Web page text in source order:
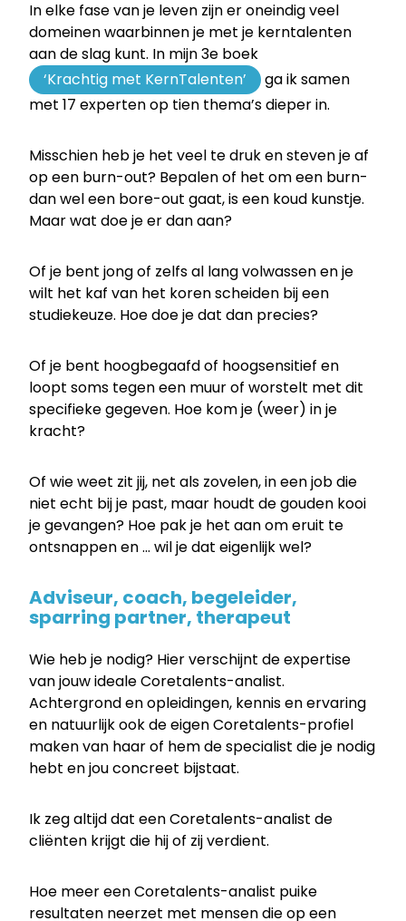
In elke fase van je leven zijn er oneindig veel
domeinen waarbinnen je met je kerntalenten
aan de slag kunt. In mijn 3e boek
‘Krachtig met KernTalenten’
ga ik samen
met 17 experten op tien thema’s dieper in.
Misschien heb je het veel te druk en steven je af
op een burn-out? Bepalen of het om een burn-
dan wel een bore-out gaat, is een koud kunstje.
Maar wat doe je er dan aan?
Of je bent jong of zelfs al lang volwassen en je
wilt het kaf van het koren scheiden bij een
studiekeuze. Hoe doe je dat dan precies?
Of je bent hoogbegaafd of hoogsensitief en
loopt soms tegen een muur of worstelt met dit
specifieke gegeven. Hoe kom je (weer) in je
kracht?
Of wie weet zit jij, net als zovelen, in een job die
niet echt bij je past, maar houdt de gouden kooi
je gevangen? Hoe pak je het aan om eruit te
ontsnappen en … wil je dat eigenlijk wel?
Adviseur, coach, begeleider,
sparring partner, therapeut
Wie heb je nodig? Hier verschijnt de expertise
van jouw ideale Coretalents-analist.
Achtergrond en opleidingen, kennis en ervaring
en natuurlijk ook de eigen Coretalents-profiel
maken van haar of hem de specialist die je nodig
hebt en jou concreet bijstaat.
Ik zeg altijd dat een Coretalents-analist de
cliënten krijgt die hij of zij verdient.
Hoe meer een Coretalents-analist puike
resultaten neerzet met mensen die op een